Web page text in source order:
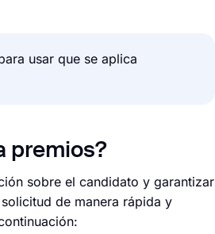
usar que se aplica
premios?
sobre el candidato y garantizar
de manera rápida y